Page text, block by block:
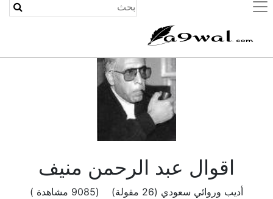
(current)
اقوال عبد الرحمن منيف
أديب وروائي سعودي (26 مقولة) (9085 مشاهدة )